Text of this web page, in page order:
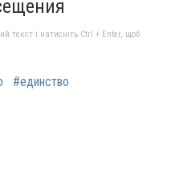
текст і натисніть Ctrl + Enter, щоб
#единство